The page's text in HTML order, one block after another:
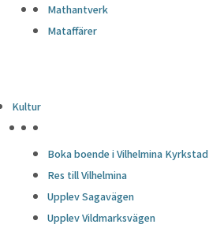
Mathantverk
Mataffärer
Kultur
Boka boende i Vilhelmina Kyrkstad
Res till Vilhelmina
Upplev Sagavägen
Upplev Vildmarksvägen